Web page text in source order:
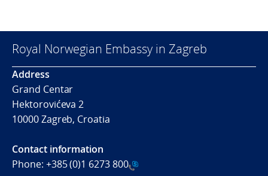
Royal Norwegian Embassy in Zagreb
Address
Grand Centar
Hektorovićeva 2
10000 Zagreb, Croatia
Contact information
Phone: +385 (0)1 6273 800